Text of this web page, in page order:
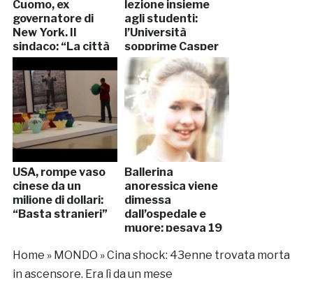
Cuomo, ex
governatore di
New York. Il
sindaco: “La città
perde un gigante”
lezione insieme
agli studenti:
l’Università
sopprime Casper
USA, rompe vaso
cinese da un
milione di dollari:
“Basta stranieri”
Ballerina
anoressica viene
dimessa
dall’ospedale e
muore: pesava 19
Home » MONDO »Cina shock: 43enne trovata morta
in ascensore. Era lì da un mese